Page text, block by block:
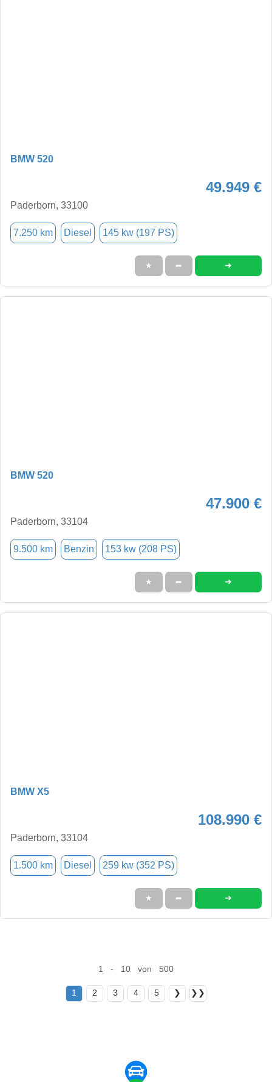
BMW 520
49.949 €
Paderborn, 33100
7.250 km Diesel 145 kw (197 PS)
★ ➦ ➜
BMW 520
47.900 €
Paderborn, 33104
9.500 km Benzin 153 kw (208 PS)
★ ➦ ➜
BMW X5
108.990 €
Paderborn, 33104
1.500 km Diesel 259 kw (352 PS)
★ ➦ ➜
1 - 10 von 500
1 2 3 4 5 ❯ ❯❯